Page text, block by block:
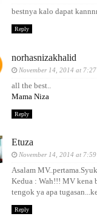
bestnya kalo dapat
Reply
norhasnizakhalid
November 14, 2014 at
all the best..
Mama Niza
Reply
Etuza
November 14, 2014 at
Asalam
Kedua : Wah!!! MV kena
tengok ya apa
Reply